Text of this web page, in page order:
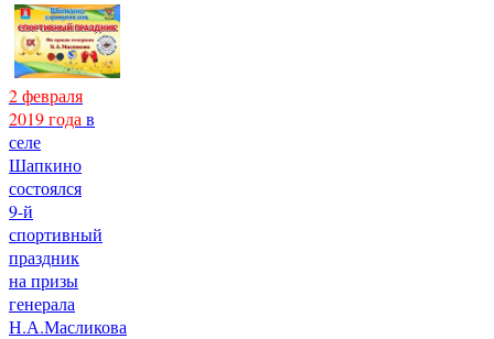
2 февраля
2019 года в
селе
Шапкино
состоялся
9-й
спортивный
праздник
на призы
генерала
Н.А.Масликова